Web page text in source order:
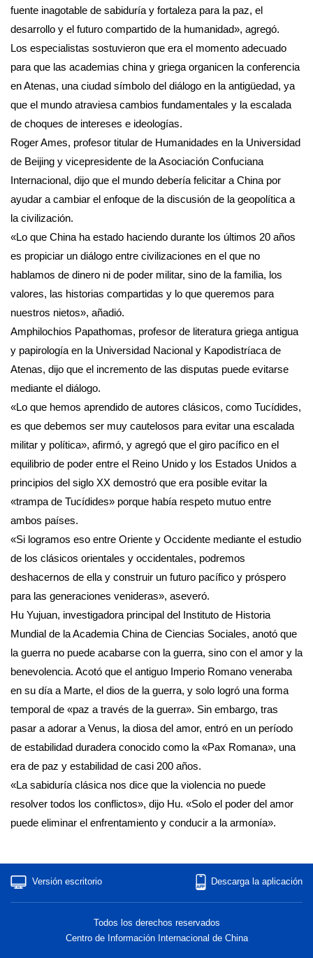
fuente inagotable de sabiduría y fortaleza para la paz, el
desarrollo y el futuro compartido de la humanidad», agregó.
Los especialistas sostuvieron que era el momento adecuado
para que las academias china y griega organicen la conferencia
en Atenas, una ciudad símbolo del diálogo en la antigüedad, ya
que el mundo atraviesa cambios fundamentales y la escalada
de choques de intereses e ideologías.
Roger Ames, profesor titular de Humanidades en la Universidad
de Beijing y vicepresidente de la Asociación Confuciana
Internacional, dijo que el mundo debería felicitar a China por
ayudar a cambiar el enfoque de la discusión de la geopolítica a
la civilización.
«Lo que China ha estado haciendo durante los últimos 20 años
es propiciar un diálogo entre civilizaciones en el que no
hablamos de dinero ni de poder militar, sino de la familia, los
valores, las historias compartidas y lo que queremos para
nuestros nietos», añadió.
Amphilochios Papathomas, profesor de literatura griega antigua
y papirología en la Universidad Nacional y Kapodistríaca de
Atenas, dijo que el incremento de las disputas puede evitarse
mediante el diálogo.
«Lo que hemos aprendido de autores clásicos, como Tucídides,
es que debemos ser muy cautelosos para evitar una escalada
militar y política», afirmó, y agregó que el giro pacífico en el
equilibrio de poder entre el Reino Unido y los Estados Unidos a
principios del siglo XX demostró que era posible evitar la
«trampa de Tucídides» porque había respeto mutuo entre
ambos países.
«Si logramos eso entre Oriente y Occidente mediante el estudio
de los clásicos orientales y occidentales, podremos
deshacernos de ella y construir un futuro pacífico y próspero
para las generaciones venideras», aseveró.
Hu Yujuan, investigadora principal del Instituto de Historia
Mundial de la Academia China de Ciencias Sociales, anotó que
la guerra no puede acabarse con la guerra, sino con el amor y la
benevolencia. Acotó que el antiguo Imperio Romano veneraba
en su día a Marte, el dios de la guerra, y solo logró una forma
temporal de «paz a través de la guerra». Sin embargo, tras
pasar a adorar a Venus, la diosa del amor, entró en un período
de estabilidad duradera conocido como la «Pax Romana», una
era de paz y estabilidad de casi 200 años.
«La sabiduría clásica nos dice que la violencia no puede
resolver todos los conflictos», dijo Hu. «Solo el poder del amor
puede eliminar el enfrentamiento y conducir a la armonía».
Versión escritorio Descarga la aplicación
Todos los derechos reservados
Centro de Información Internacional de China